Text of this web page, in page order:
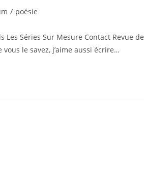
/ poésie
Les Séries Sur Mesure Contact Revue de
le savez, j’aime aussi écrire…